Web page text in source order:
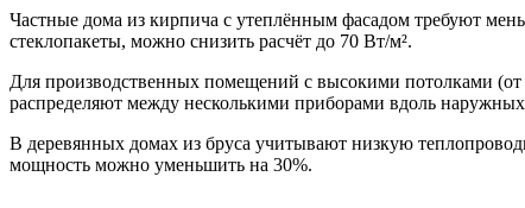
Частные дома из кирпича с утеплённым фасадом требуют
стеклопакеты, можно снизить расчёт до 70 Вт/м².
Для производственных помещений с высокими потолками
распределяют между несколькими приборами вдоль наружных
В деревянных домах из бруса учитывают низкую
мощность можно уменьшить на 30%.